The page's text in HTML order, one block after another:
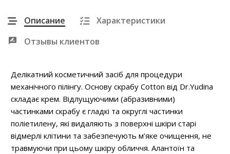
Описание
Характеристики
Отзывы клиентов
Делікатний косметичний засіб для процедури
механічного пілінгу. Основу скрабу Cotton від Dr.Yudina
складає крем. Відлущуючими (абразивними)
частинками скрабу є гладкі та округлі частинки
поліетилену, які видаляють з поверхні шкіри старі
відмерлі клітини та забезпечують м’яке очищення, не
травмуючи при цьому шкіру обличчя. Алантоїн та